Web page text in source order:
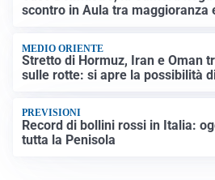
scontro in Aula tra maggioranza
MEDIO ORIENTE
Stretto di Hormuz, Iran e Oman
sulle rotte: si apre la possibilità
PREVISIONI
Record di bollini rossi in Italia:
tutta la Penisola